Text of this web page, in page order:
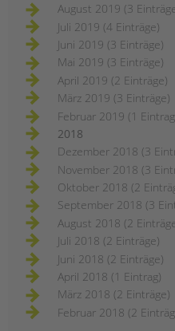
August 2019 (3
Juli 2019 (4 Einträge)
Juni 2019 (3 Einträge)
Mai 2019 (3 Einträge)
April 2019 (2 Einträge)
März 2019 (3 Einträge)
Februar 2019 (1
2018
Dezember 2018 (3
November 2018 (3
Oktober 2018 (2
September 2018 (3
August 2018 (2
Juli 2018 (2 Einträge)
Juni 2018 (2 Einträge)
April 2018 (1 Eintrag)
März 2018 (2 Einträge)
Februar 2018 (2